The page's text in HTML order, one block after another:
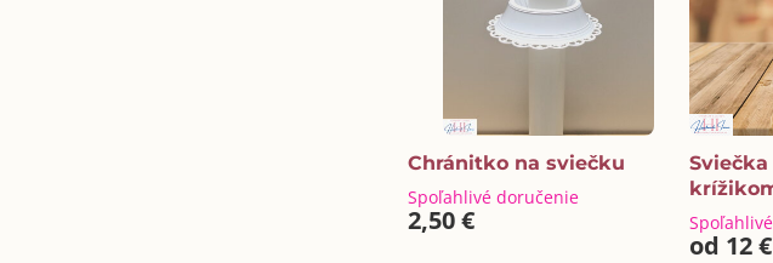
Chránitko na sviečku
Spoľahlivé doručenie
2,50 €
od 12 €